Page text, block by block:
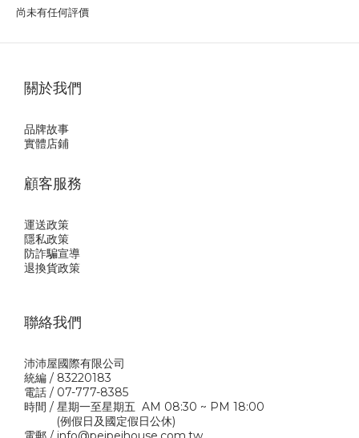
尚未有任何評價
關於我們
品牌故事
實體店鋪
顧客服務
運送政策
隱私政策
防詐騙宣導
退換貨政策
聯絡我們
沛沛屋國際有限公司
統編 / 83220183
電話 / 07-777-8385
時間 / 星期一至星期五 AM 08:30 ~ PM 18:00
(例假日及國定假日公休)